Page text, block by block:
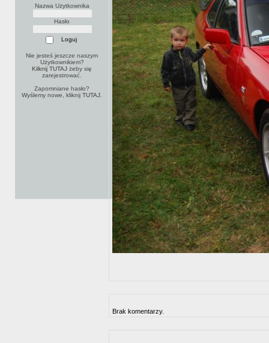
Nazwa Użytkownika
Hasło
Nie jesteś jeszcze naszym
Użytkownikiem?
Kilknij TUTAJ żeby się
zarejestrować.
Zapomniane hasło?
Wyślemy nowe, kliknijTUTAJ
Brak komentarzy.